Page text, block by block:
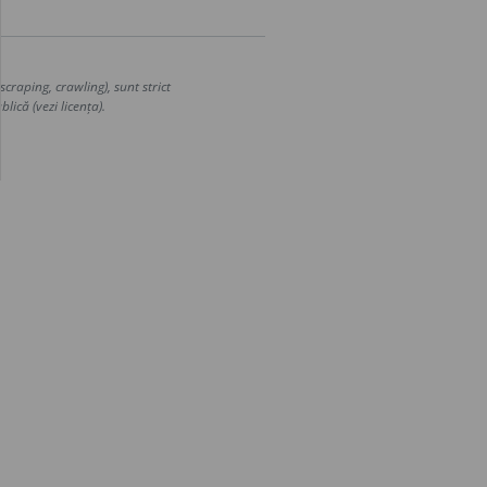
crawling), sunt strict
(vezi licența).